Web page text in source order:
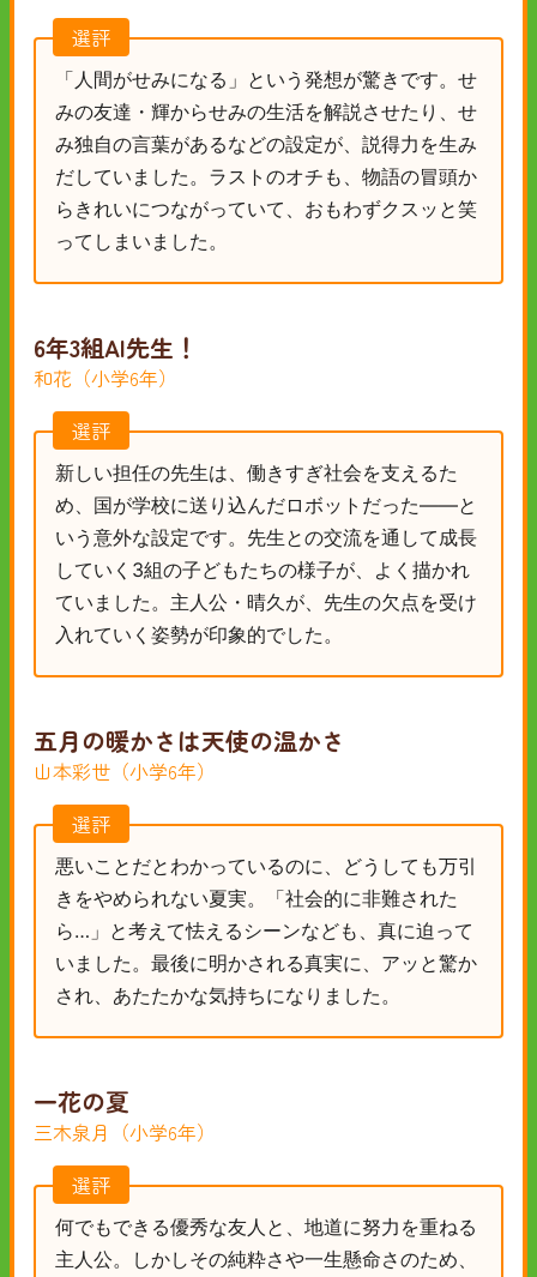
選評
「人間がせみになる」という発想が驚きです。せ
みの友達・輝からせみの生活を解説させたり、せ
み独自の言葉があるなどの設定が、説得力を生み
だしていました。ラストのオチも、物語の冒頭か
らきれいにつながっていて、おもわずクスッと笑
ってしまいました。
6年3組AI先生！
和花（小学6年）
選評
新しい担任の先生は、働きすぎ社会を支えるた
め、国が学校に送り込んだロボットだった——と
いう意外な設定です。先生との交流を通して成長
していく3組の子どもたちの様子が、よく描かれ
ていました。主人公・晴久が、先生の欠点を受け
入れていく姿勢が印象的でした。
五月の暖かさは天使の温かさ
山本彩世（小学6年）
選評
悪いことだとわかっているのに、どうしても万引
きをやめられない夏実。「社会的に非難された
ら…」と考えて怯えるシーンなども、真に迫って
いました。最後に明かされる真実に、アッと驚か
され、あたたかな気持ちになりました。
一花の夏
三木泉月（小学6年）
選評
何でもできる優秀な友人と、地道に努力を重ねる
主人公。しかしその純粋さや一生懸命さのため、